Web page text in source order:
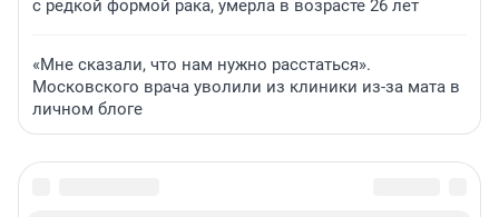
с редкой формой рака, умерла в возрасте 26 лет
«Мне сказали, что нам нужно расстаться».
Московского врача уволили из клиники из-за мата в
личном блоге